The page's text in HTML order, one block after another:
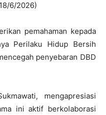
6/2026)
pemahaman kepada
Perilaku Hidup Bersih
penyebaran DBD
mengapresiasi
ini aktif berkolaborasi